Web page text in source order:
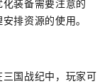
装备需要注意的
排资源的使用。
国战纪中，玩家可